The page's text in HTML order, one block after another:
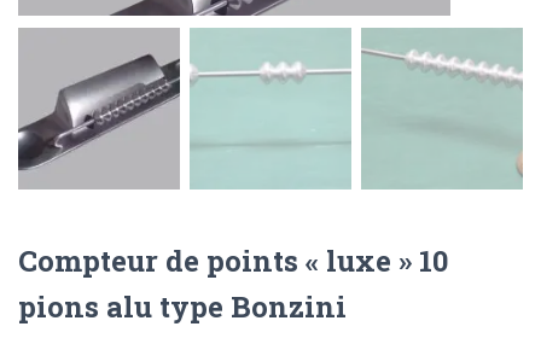
Compteur de points « luxe » 10
pions alu type Bonzini